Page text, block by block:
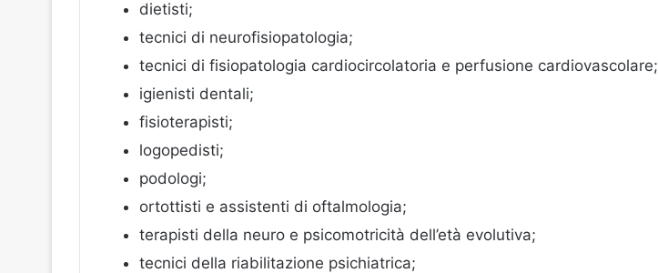
dietisti;
tecnici di neurofisiopatologia;
tecnici di fisiopatologia cardiocircolatoria e perfusione cardiovascolare;
igienisti dentali;
fisioterapisti;
logopedisti;
podologi;
ortottisti e assistenti di oftalmologia;
terapisti della neuro e psicomotricità dell’età evolutiva;
tecnici della riabilitazione psichiatrica;